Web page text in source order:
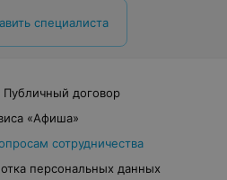
специалиста
Публичный договор
«Афиша»
сотрудничества
персональных данных